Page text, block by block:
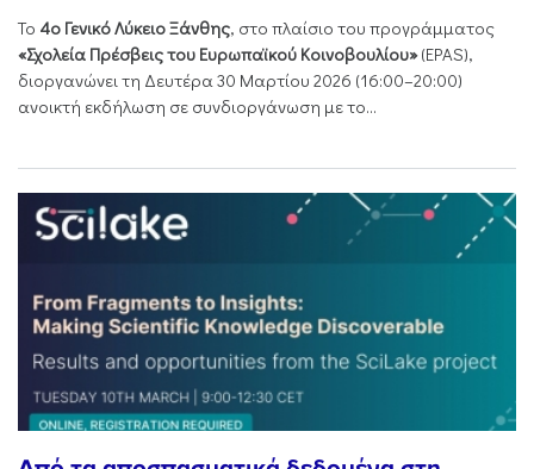
Το 4ο Γενικό Λύκειο Ξάνθης, στο πλαίσιο του προγράμματος
«Σχολεία Πρέσβεις του Ευρωπαϊκού Κοινοβουλίου»(EPAS),
διοργανώνει τη Δευτέρα 30 Μαρτίου 2026 (16:00–20:00)
ανοικτή εκδήλωση σε συνδιοργάνωση με το...